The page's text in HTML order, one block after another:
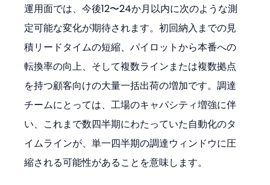
運用面では、今後12〜24か月以内に次のような測
定可能な変化が期待されます。初回納入までの見
積リードタイムの短縮、パイロットから本番への
転換率の向上、そして複数ラインまたは複数拠点
を持つ顧客向けの大量一括出荷の増加です。調達
チームにとっては、工場のキャパシティ増強に伴
い、これまで数四半期にわたっていた自動化のタ
イムラインが、単一四半期の調達ウィンドウに圧
縮される可能性があることを意味します。